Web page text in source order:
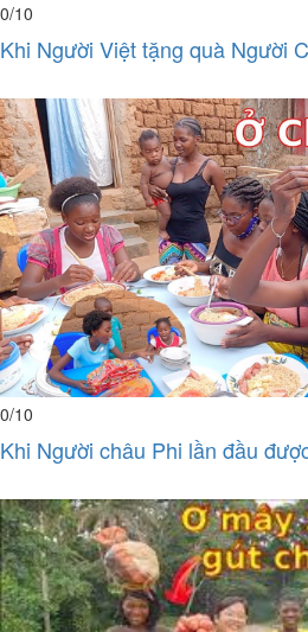
0/10
Khi Người Việt tặng quà Người
0/10
Khi Người châu Phi lần đầu